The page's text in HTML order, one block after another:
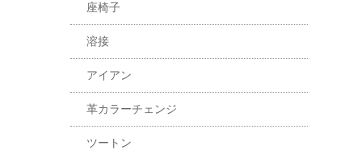
座椅子
溶接
アイアン
革カラーチェンジ
ツートン